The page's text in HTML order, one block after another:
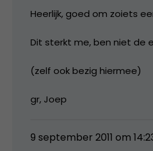
Heerlijk, goed om zoiets
Dit sterkt me, ben niet de
(zelf ook bezig hiermee)
gr, Joep
9 september 2011 om